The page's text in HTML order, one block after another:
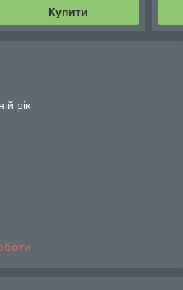
Купити
рік